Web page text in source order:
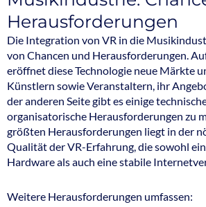
Herausforderungen
Die Integration von VR in die
von Chancen und Herausforderungen.
eröffnet diese Technologie neue Märkte
Künstlern sowie Veranstaltern, ihr
der anderen Seite gibt es einige
organisatorische Herausforderungen zu
größten Herausforderungen liegt in der
Qualität der VR-Erfahrung, die sowohl
Hardware als auch eine stabile
Weitere Herausforderungen umfassen: